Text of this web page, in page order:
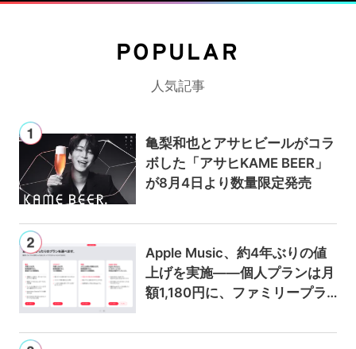
POPULAR
人気記事
亀梨和也とアサヒビールがコラ
ボした「アサヒKAME BEER」
が8月4日より数量限定発売
Apple Music、約4年ぶりの値
上げを実施——個人プランは月
額1,180円に、ファミリープラ